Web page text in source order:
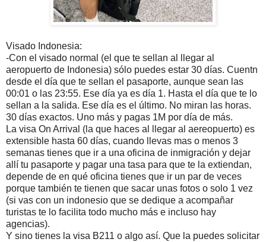
Visado Indonesia:
-Con el visado normal (el que te sellan al llegar al
aeropuerto de Indonesia) sólo puedes estar 30 días. Cuentn
desde el día que te sellan el pasaporte, aunque sean las
00:01 o las 23:55. Ese día ya es día 1. Hasta el día que te lo
sellan a la salida. Ese día es el último. No miran las horas.
30 días exactos. Uno más y pagas 1M por día de más.
La visa On Arrival (la que haces al llegar al aereopuerto) es
extensible hasta 60 días, cuando llevas mas o menos 3
semanas tienes que ir a una oficina de inmigración y dejar
allí tu pasaporte y pagar una tasa para que te la extiendan,
depende de en qué oficina tienes que ir un par de veces
porque también te tienen que sacar unas fotos o solo 1 vez
(si vas con un indonesio que se dedique a acompañar
turistas te lo facilita todo mucho más e incluso hay
agencias).
Y sino tienes la visa B211 o algo así. Que la puedes solicitar